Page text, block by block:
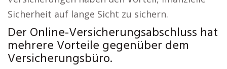
Sicherheit auf lange Sicht zu sichern.
Der Online-Versicherungsabschluss hat
mehrere Vorteile gegenüber dem
Versicherungsbüro.